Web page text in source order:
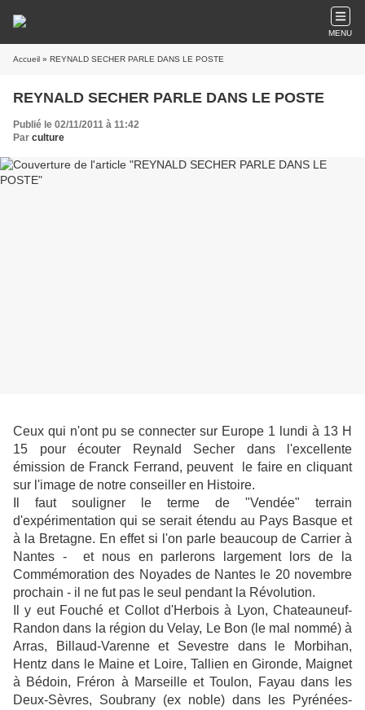
MENU
Accueil » REYNALD SECHER PARLE DANS LE POSTE
REYNALD SECHER PARLE DANS LE POSTE
Publié le 02/11/2011 à 11:42
Par culture
Ceux qui n'ont pu se connecter sur Europe 1 lundi à 13 H
15 pour écouter Reynald Secher dans l'excellente
émission de Franck Ferrand, peuvent le faire en cliquant
sur l'image de notre conseiller en Histoire.
Il faut souligner le terme de "Vendée" terrain
d'expérimentation qui se serait étendu au Pays Basque et
à la Bretagne. En effet si l'on parle beaucoup de Carrier à
Nantes - et nous en parlerons largement lors de la
Commémoration des Noyades de Nantes le 20 novembre
prochain - il ne fut pas le seul pendant la Révolution.
Il y eut Fouché et Collot d'Herbois à Lyon, Chateauneuf-
Randon dans la région du Velay, Le Bon (le mal nommé) à
Arras, Billaud-Varenne et Sevestre dans le Morbihan,
Hentz dans le Maine et Loire, Tallien en Gironde, Maignet
à Bédoin, Fréron à Marseille et Toulon, Fayau dans les
Deux-Sèvres, Soubrany (ex noble) dans les Pyrénées-